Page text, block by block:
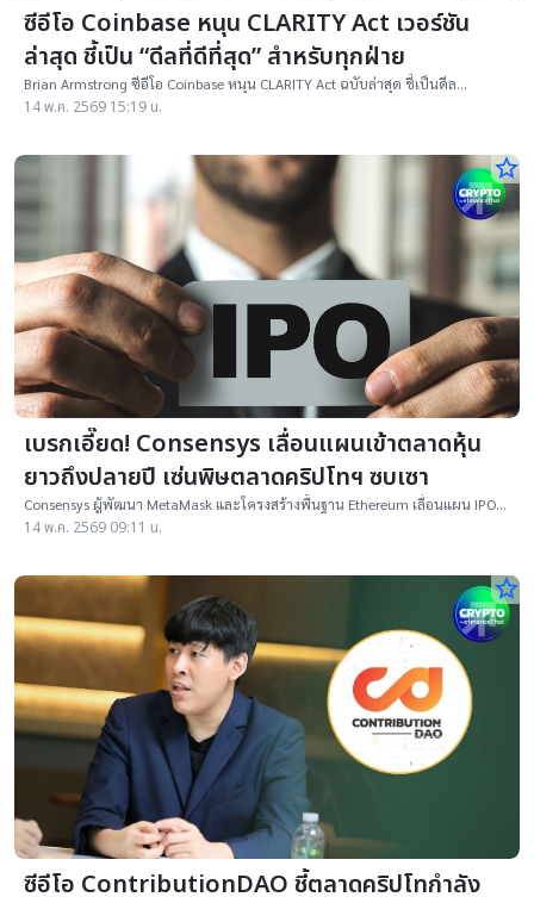
ซีอีโอ Coinbase หนุน CLARITY Act เวอร์ชัน
ล่าสุด ชี้เป็น “ดีลที่ดีที่สุด” สำหรับทุกฝ่าย
Brian Armstrong ซีอีโอ Coinbase หนุน CLARITY Act ฉบับล่าสุด ชี้เป็นดีล
ประนีประนอมสำคัญก่อนวุฒิสภาพิจารณา
14 พ.ค. 2569 15:19 น.
star_border
เบรกเอี๊ยด! Consensys เลื่อนแผนเข้าตลาดหุ้น
ยาวถึงปลายปี เซ่นพิษตลาดคริปโทฯ ซบเซา
Consensys ผู้พัฒนา MetaMask และโครงสร้างพื้นฐาน Ethereum เลื่อนแผน IPO
ในสหรัฐฯ หลังตลาดคริปโทฯ ยังเผชิญแรงกดดันและความผันผวนสูง
14 พ.ค. 2569 09:11 น.
star_border
ซีอีโอ ContributionDAO ชี้ตลาดคริปโทกำลัง